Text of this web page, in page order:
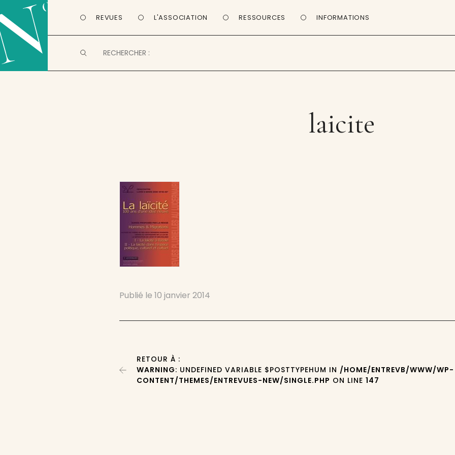
REVUES L'ASSOCIATION RESSOURCES INFORMATIONS
laicite
Publié le10 janvier 2014
RETOUR À :
WARNING: UNDEFINED VARIABLE $POSTTYPEHUM IN /HOME/ENTREVB/WWW/WP-
CONTENT/THEMES/ENTREVUES-NEW/SINGLE.PHP ON LINE147